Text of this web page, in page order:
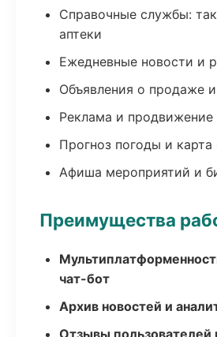
Справочные службы:
аптеки
Ежедневные новости и
Объявления о продаже и
Реклама и продвижение
Прогноз погоды и карта
Афиша мероприятий и
Преимущества
чат-бот
Архив новостей и
Отзывы пользователей